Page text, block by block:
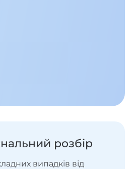
розбір
випадків від